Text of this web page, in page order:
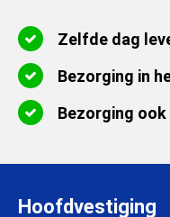
Zelfde dag
Bezorging in
Bezorging
Hoofdvestiging